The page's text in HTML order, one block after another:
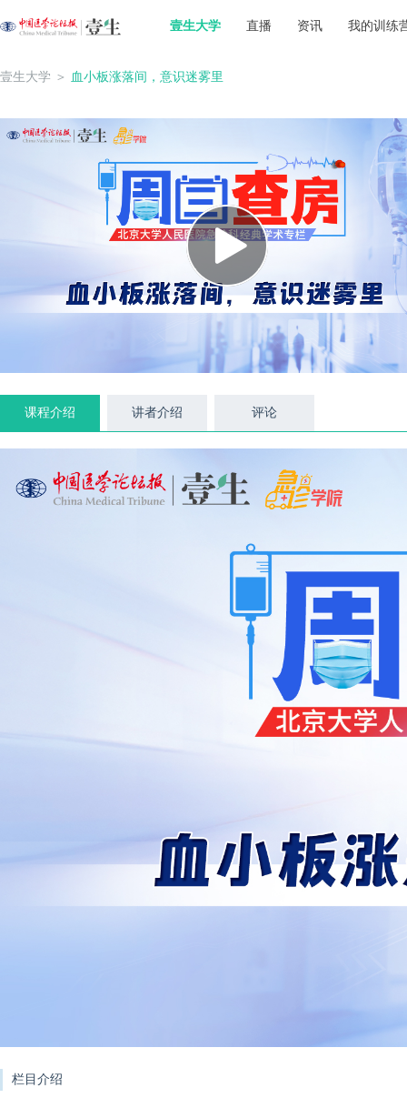
壹生大学 直播 资讯 我的训练
壹生大学 ＞ 血小板涨落间，意识迷雾里
课程介绍 讲者介绍 评论
栏目介绍